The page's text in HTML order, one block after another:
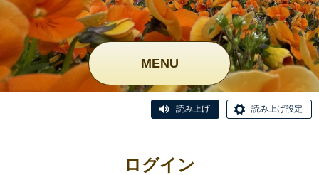
MENU
読み上げ 読み上げ設定
ログイン